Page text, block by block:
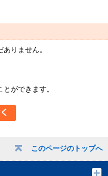
このページのトップへ
りません。
ができます。